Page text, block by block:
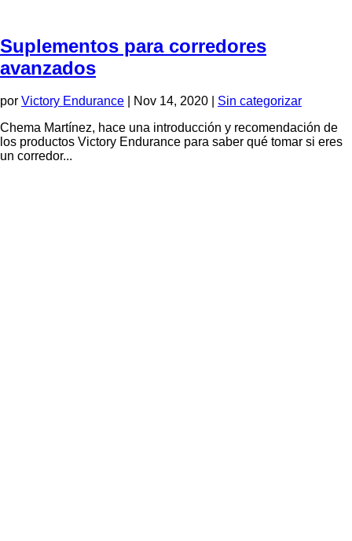
Suplementos para corredores
avanzados
por Victory Endurance Nov 14, 2020
Sin categorizar
Chema Martínez, hace una introducción y recomendación de
los productos Victory Endurance para saber qué tomar si eres
un corredor...